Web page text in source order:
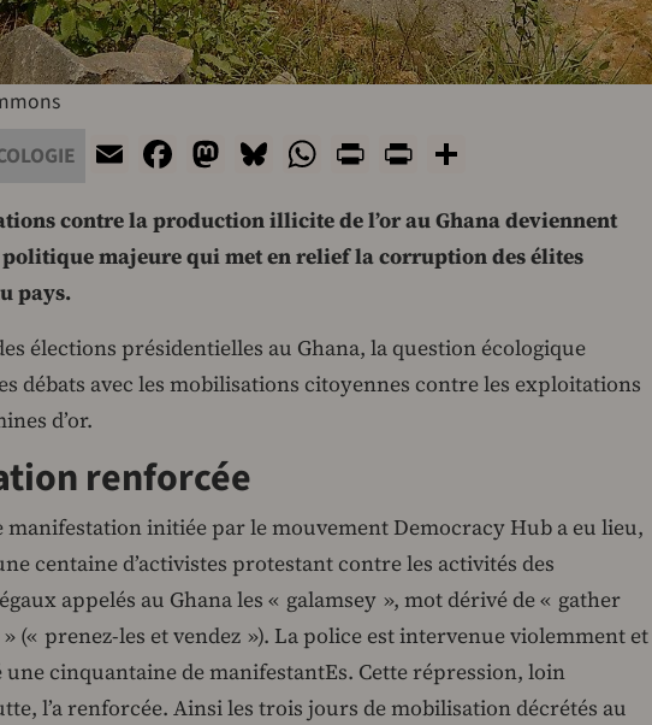
EmailFacebook
Mastodon
Bluesky
WhatsApp
PrintPrintFriendly
contre la production illicite de l’or au Ghana deviennent
majeure qui met en relief la corruption des élites
pays.
élections présidentielles au Ghana, la question écologique
débats avec les mobilisations citoyennes contre les exploitations
d’or.
renforcée
initiée par le mouvement Democracy Hub a eu lieu,
centaine d’activistes protestant contre les activités des
appelés au Ghana les « galamsey », mot dérivé de « gather
(« prenez-les et vendez »). La police est intervenue violemment et
cinquantaine de manifestantEs. Cette répression, loin
l’a renforcée. Ainsi les trois jours de mobilisation décrétés au